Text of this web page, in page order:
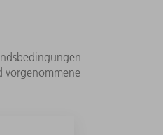
vorgenommene